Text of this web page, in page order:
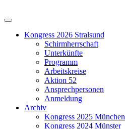
Kongress 2026 Stralsund
Schirmherrschaft
Unterkünfte
Programm
Arbeitskreise
Aktion 52
Ansprechpersonen
Anmeldung
Archiv
Kongress 2025 München
Kongress 2024 Münster